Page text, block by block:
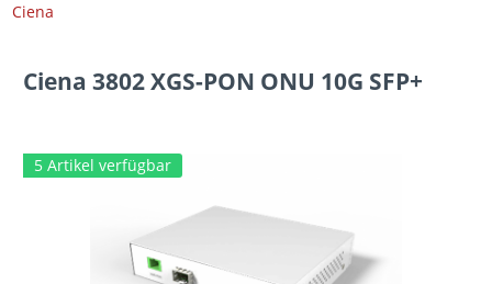
Ciena
Ciena 3802 XGS-PON ONU 10G SFP+
5 Artikel verfügbar